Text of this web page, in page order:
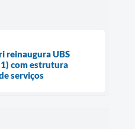
reinaugura UBS
com estrutura
serviços